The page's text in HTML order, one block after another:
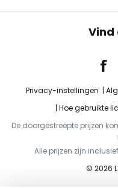
Vind
Privacy-instellingen
Hoe gebruikte
De doorgestreepte prijzen
Alle prijzen zijn
© 2026